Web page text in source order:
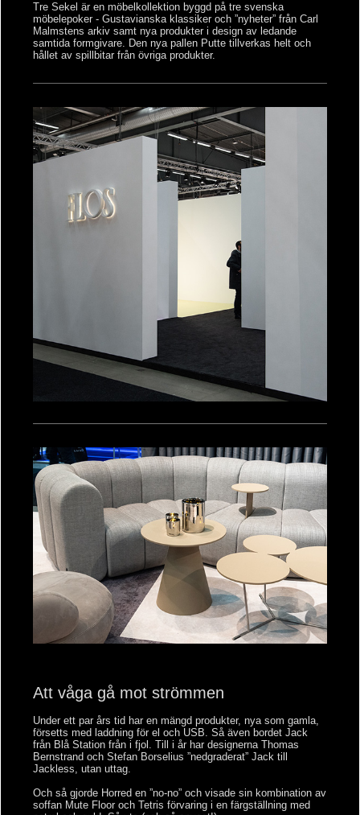
Tre Sekel är en möbelkollektion byggd på tre svenska
möbelepoker - Gustavianska klassiker och ”nyheter” från Carl
Malmstens arkiv samt nya produkter i design av ledande
samtida formgivare. Den nya pallen Putte tillverkas helt och
hållet av spillbitar från övriga produkter.
Att våga gå mot strömmen
Under ett par års tid har en mängd produkter, nya som gamla,
försetts med laddning för el och USB. Så även bordet Jack
från Blå Station från i fjol. Till i år har designerna Thomas
Bernstrand och Stefan Borselius ”nedgraderat” Jack till
Jackless, utan uttag.
Och så gjorde Horred en ”no-no” och visade sin kombination av
soffan Mute Floor och Tetris förvaring i en färgställning med